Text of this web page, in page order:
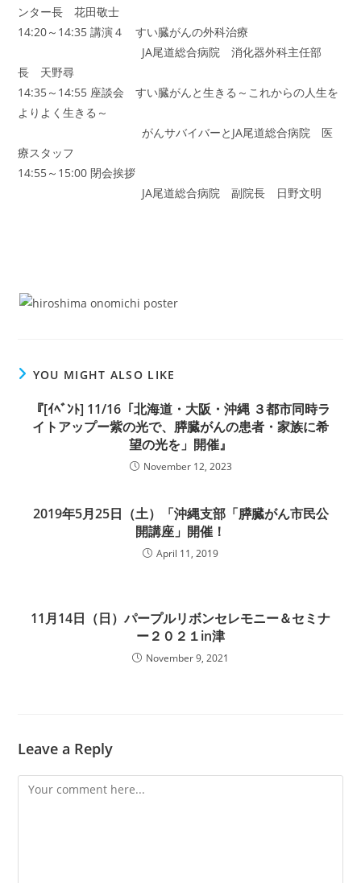
ンター長 花田敬士
14:20～14:35 講演４ すい臓がんの外科治療
JA尾道総合病院 消化器外科主任部
長 天野尋
14:35～14:55 座談会 すい臓がんと生きる～これからの人生を
よりよく生きる～
がんサバイバーとJA尾道総合病院 医
療スタッフ
14:55～15:00 閉会挨拶
JA尾道総合病院 副院長 日野文明
YOU MIGHT ALSO LIKE
『[ｲﾍﾞﾝﾄ] 11/16「北海道・大阪・沖縄 ３都市同時ラ
イトアップー紫の光で、膵臓がんの患者・家族に希
望の光を」開催』
November 12, 2023
2019年5月25日（土）「沖縄支部「膵臓がん市民公
開講座」開催！
April 11, 2019
11月14日（日）パープルリボンセレモニー＆セミナ
ー２０２１in津
November 9, 2021
Leave a Reply
Comment